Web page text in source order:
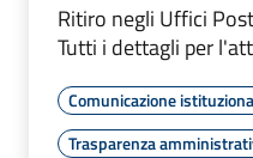
Ritiro negli Uffici
Tutti i dettagli per
Comunicazione
Trasparenza